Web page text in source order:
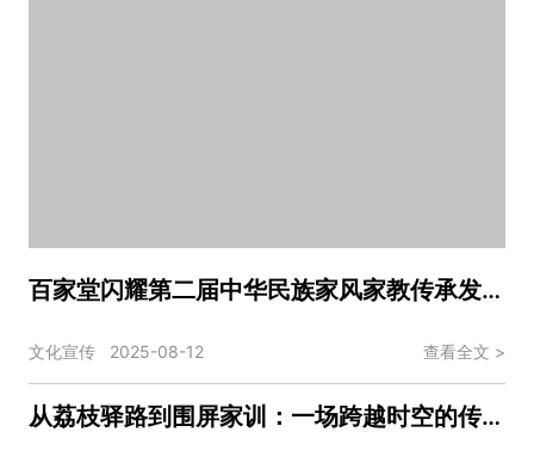
百家堂闪耀第二届中华民族家风家教传承发展展览会​：让家文化之光照亮更多心灵
文化宣传 2025-08-12 查看全文 >
从荔枝驿路到围屏家训：一场跨越时空的传承对话